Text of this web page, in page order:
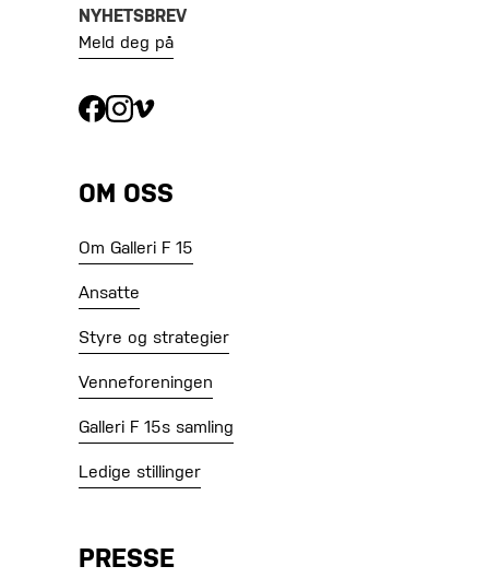
NYHETSBREV
Meld deg på
OM OSS
Om Galleri F 15
Ansatte
Styre og strategier
Venneforeningen
Galleri F 15s samling
Ledige stillinger
PRESSE